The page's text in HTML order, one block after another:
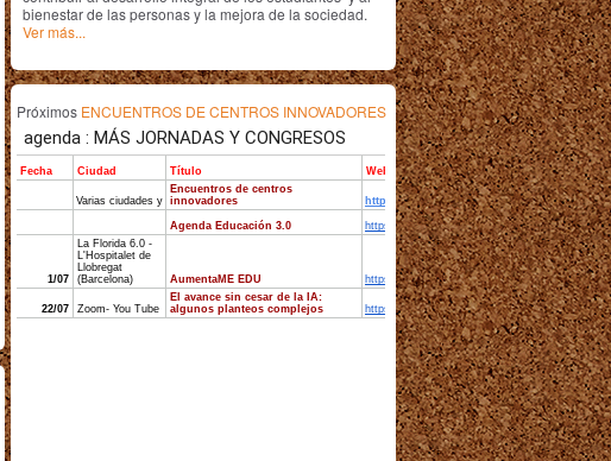
bienestar de las personas y la mejora de la sociedad.
Ver más...
Próximos ENCUENTROS DE CENTROS INNOVADORES